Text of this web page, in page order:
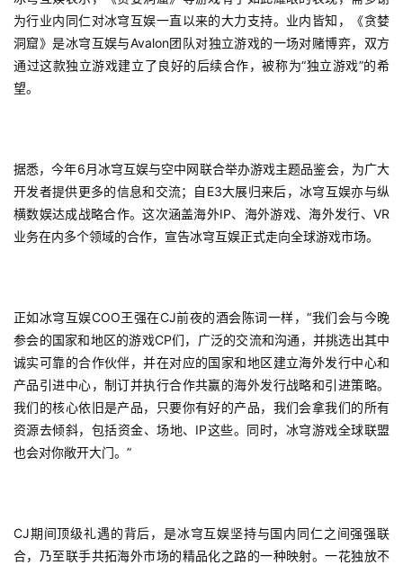
2
0
2
5
届
金
茶
奖
7
月
3
0
日
对
为行业内同仁对冰穹互娱一直以来的大力支持。业内皆知，《贪婪
洞窟》是冰穹互娱与Avalon团队对独立游戏的一场对赌博弈，双方
通过这款独立游戏建立了良好的后续合作，被称为“独立游戏”的希
望。
据悉，今年6月冰穹互娱与空中网联合举办游戏主题品鉴会，为广大
开发者提供更多的信息和交流；自E3大展归来后，冰穹互娱亦与纵
横数娱达成战略合作。这次涵盖海外IP、海外游戏、海外发行、VR
业务在内多个领域的合作，宣告冰穹互娱正式走向全球游戏市场。
正如冰穹互娱COO王强在CJ前夜的酒会陈词一样，“我们会与今晚
参会的国家和地区的游戏CP们，广泛的交流和沟通，并挑选出其中
诚实可靠的合作伙伴，并在对应的国家和地区建立海外发行中心和
产品引进中心，制订并执行合作共赢的海外发行战略和引进策略。
我们的核心依旧是产品，只要你有好的产品，我们会拿我们的所有
资源去倾斜，包括资金、场地、IP这些。同时，冰穹游戏全球联盟
也会对你敞开大门。”
CJ期间顶级礼遇的背后，是冰穹互娱坚持与国内同仁之间强强联
合，乃至联手共拓海外市场的精品化之路的一种映射。一花独放不